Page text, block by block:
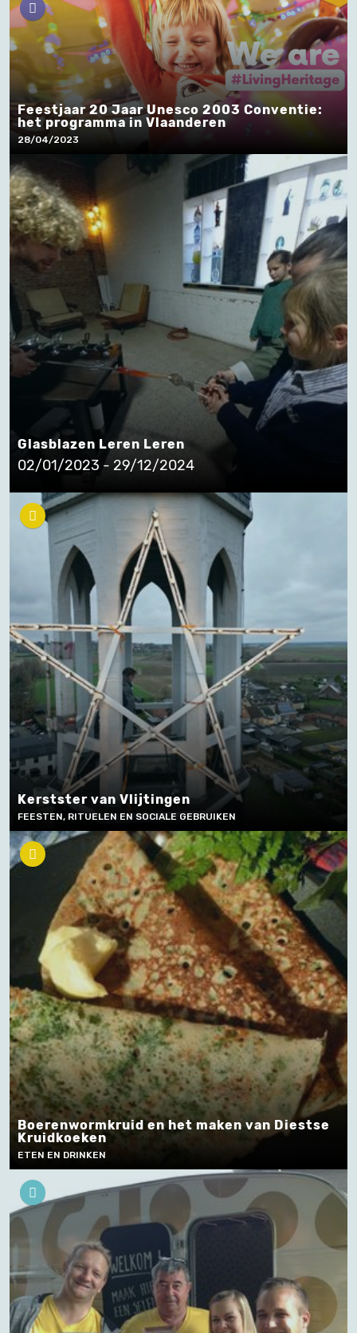
Feestjaar 20 Jaar Unesco 2003 Conventie:
het programma in Vlaanderen
28/04/2023
Glasblazen Leren Leren
02/01/2023 - 29/12/2024
Kerstster van Vlijtingen
FEESTEN, RITUELEN EN SOCIALE GEBRUIKEN
Boerenwormkruid en het maken van Diestse
Kruidkoeken
ETEN EN DRINKEN